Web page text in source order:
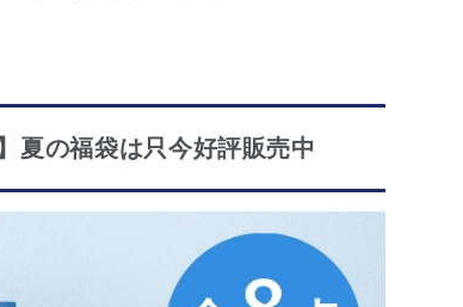
夏の福袋は只今好評販売中